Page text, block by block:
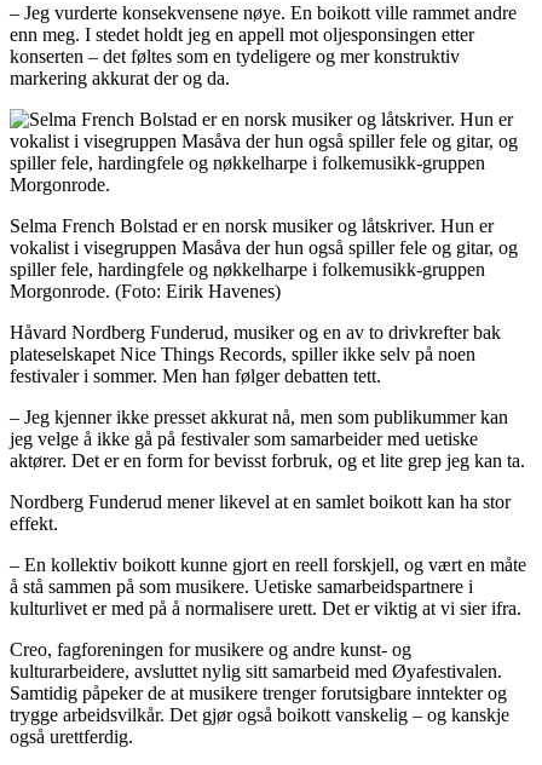
– Jeg vurderte konsekvensene nøye. En boikott ville rammet andre
enn meg. I stedet holdt jeg en appell mot oljesponsingen etter
konserten – det føltes som en tydeligere og mer konstruktiv
markering akkurat der og da.
Selma French Bolstad er en norsk musiker og låtskriver. Hun er
vokalist i visegruppen Masåva der hun også spiller fele og gitar, og
spiller fele, hardingfele og nøkkelharpe i folkemusikk-gruppen
Morgonrode. (Foto: Eirik Havenes)
Håvard Nordberg Funderud, musiker og en av to drivkrefter bak
plateselskapet Nice Things Records, spiller ikke selv på noen
festivaler i sommer. Men han følger debatten tett.
– Jeg kjenner ikke presset akkurat nå, men som publikummer kan
jeg velge å ikke gå på festivaler som samarbeider med uetiske
aktører. Det er en form for bevisst forbruk, og et lite grep jeg kan ta.
Nordberg Funderud mener likevel at en samlet boikott kan ha stor
effekt.
– En kollektiv boikott kunne gjort en reell forskjell, og vært en måte
å stå sammen på som musikere. Uetiske samarbeidspartnere i
kulturlivet er med på å normalisere urett. Det er viktig at vi sier ifra.
Creo, fagforeningen for musikere og andre kunst- og
kulturarbeidere, avsluttet nylig sitt samarbeid med Øyafestivalen.
Samtidig påpeker de at musikere trenger forutsigbare inntekter og
trygge arbeidsvilkår. Det gjør også boikott vanskelig – og kanskje
også urettferdig.